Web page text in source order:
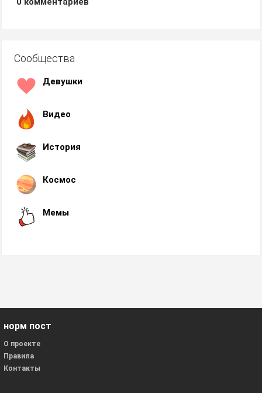
Сообщества
Девушки
Видео
История
Космос
Мемы
норм пост
О проекте
Правила
Контакты